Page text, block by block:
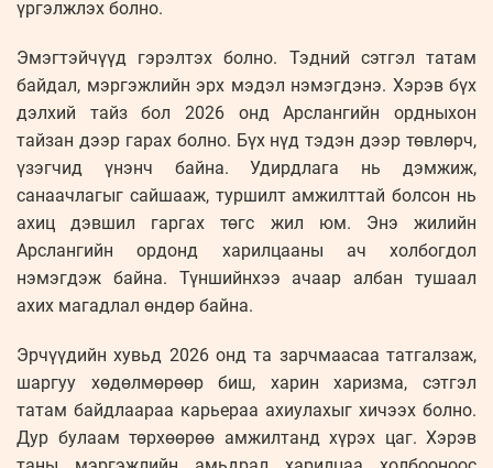
үргэлжлэх болно.
Эмэгтэйчүүд гэрэлтэх болно. Тэдний сэтгэл татам
байдал, мэргэжлийн эрх мэдэл нэмэгдэнэ. Хэрэв бүх
дэлхий тайз бол 2026 онд Арслангийн ордныхон
тайзан дээр гарах болно. Бүх нүд тэдэн дээр төвлөрч,
үзэгчид үнэнч байна. Удирдлага нь дэмжиж,
санаачлагыг сайшааж, туршилт амжилттай болсон нь
ахиц дэвшил гаргах төгс жил юм. Энэ жилийн
Арслангийн ордонд харилцааны ач холбогдол
нэмэгдэж байна. Түншийнхээ ачаар албан тушаал
ахих магадлал өндөр байна.
Эрчүүдийн хувьд 2026 онд та зарчмаасаа татгалзаж,
шаргуу хөдөлмөрөөр биш, харин харизма, сэтгэл
татам байдлаараа карьераа ахиулахыг хичээх болно.
Дур булаам төрхөөрөө амжилтанд хүрэх цаг. Хэрэв